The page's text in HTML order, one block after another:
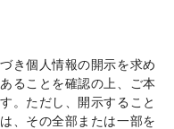
き個人情報の開示を求め
ることを確認の上、ご本
。ただし、開示すること
、その全部または一部を